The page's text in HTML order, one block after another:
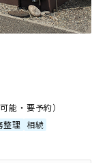
能・要予約）
整理 相続